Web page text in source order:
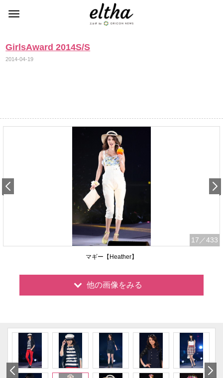
GirlsAward 2014S/S
2014-04-19
17 ／433
マギー【Heather】
他の画像をみる